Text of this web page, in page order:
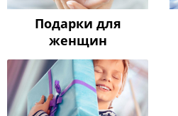
Подарки для
женщин